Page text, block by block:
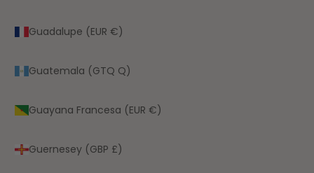
Guadalupe (EUR €)
Guatemala (GTQ Q)
Guayana Francesa (EUR €)
Guernesey (GBP £)